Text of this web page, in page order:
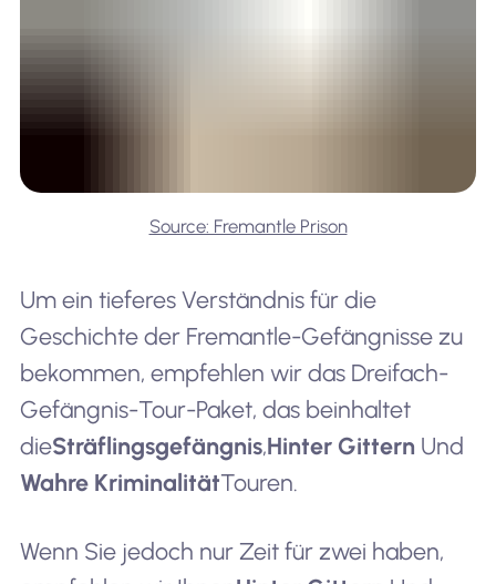
Source: Fremantle Prison
Um ein tieferes Verständnis für die
Geschichte der Fremantle-Gefängnisse zu
bekommen, empfehlen wir das Dreifach-
Gefängnis-Tour-Paket, das beinhaltet
dieSträflingsgefängnis,Hinter Gittern Und
Wahre KriminalitätTouren.
Wenn Sie jedoch nur Zeit für zwei haben,